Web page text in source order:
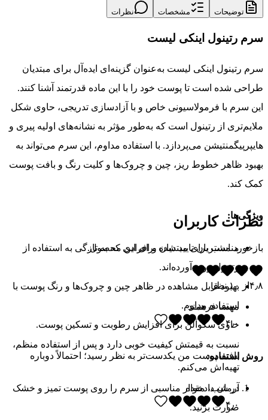
توضیحات مشخصات نظرات
سرم رتینول اینکی لیست
سرم رتینول اینکی لیست به‌عنوان گزینه‌ای ایده‌آل برای مبتدیان
طراحی شده است تا پوست خود را با این ماده قدرتمند آشنا کنند.
این سرم با فرمولاسیونی خاص و با آزادسازی تدریجی، حاوی شکل
ملایم‌تری از رتینول است که به‌طور مؤثر به نشانه‌های اولیه پیری و
هایپرپیگمنتیشن می‌پردازد. با استفاده مداوم، این سرم می‌تواند به
بهبود ظاهر خطوط ریز، چین و چروک‌ها و کلیت رنگ و بافت پوست
کمک کند.
ویژگی‌ها:
مناسب برای مبتدیان و افرادی که به تازگی به استفاده از
رتینول روی آورده‌اند.
بهبود قابل مشاهده در ظاهر چین و چروک‌ها و رنگ پوست با
استفاده مداوم.
حاوی سکوآلن برای افزایش رطوبت و تسکین پوست.
روش استفاده:
در شب، مقدار مناسبی از سرم را روی پوست تمیز و خشک
صورت بزنید.
نظرات کاربران
بازخورد مشتریان تایید شده برای این محصول.
۴٫۸از ۱۰نظر
مهسا فرهمند
۴٫۰
نسبت به قیمتش کیفیت خوبی دارد و پس از استفاده منظم،
بافت پوست من یکدست‌تر به نظر رسید؛ احتمالاً دوباره
تهیه‌اش می‌کنم.
آرمان دادخواه
۴٫۰